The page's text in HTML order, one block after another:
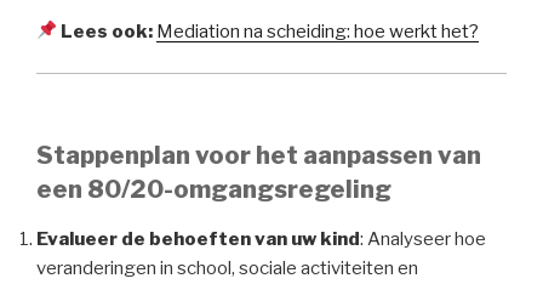
Lees ook: Mediation na scheiding: hoe werkt het?
Stappenplan voor het aanpassen van
een 80/20-omgangsregeling
Evalueer de behoeften van uw kind: Analyseer hoe
veranderingen in school, sociale activiteiten en